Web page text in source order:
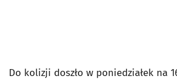
Do kolizji doszło w poniedziałek na